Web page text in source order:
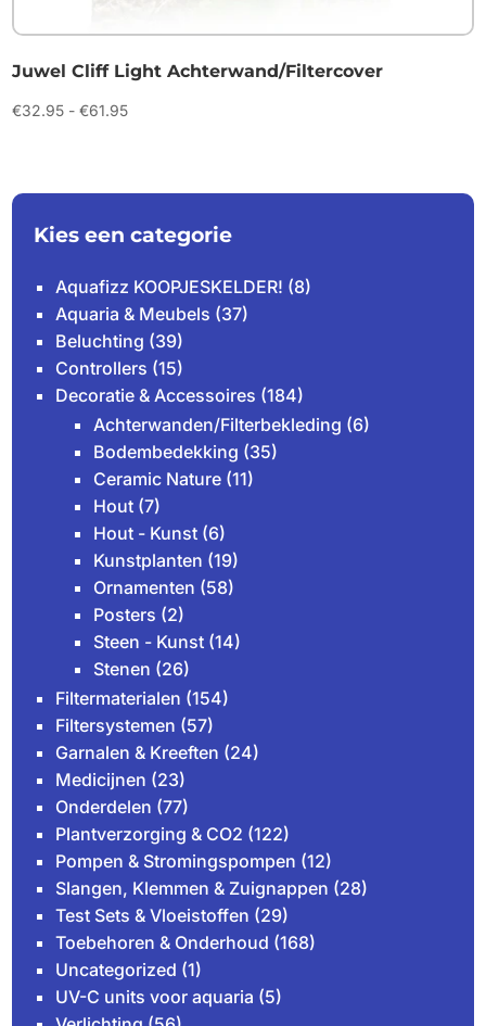
Juwel Cliff Light Achterwand/Filtercover
€32.95 - €61.95Prijsklasse:
Kies een categorie
Aquafizz KOOPJESKELDER! (8)
Aquaria & Meubels (37)
Beluchting (39)
Controllers (15)
Decoratie & Accessoires (184)
Achterwanden/Filterbekleding (6)
Bodembedekking (35)
Ceramic Nature (11)
Hout (7)
Hout - Kunst (6)
Kunstplanten (19)
Ornamenten (58)
Posters (2)
Steen - Kunst (14)
Stenen (26)
Filtermaterialen (154)
Filtersystemen (57)
Garnalen & Kreeften (24)
Medicijnen (23)
Onderdelen (77)
Plantverzorging & CO2 (122)
Pompen & Stromingspompen (12)
Slangen, Klemmen & Zuignappen (28)
Test Sets & Vloeistoffen (29)
Toebehoren & Onderhoud (168)
Uncategorized (1)
UV-C units voor aquaria (5)